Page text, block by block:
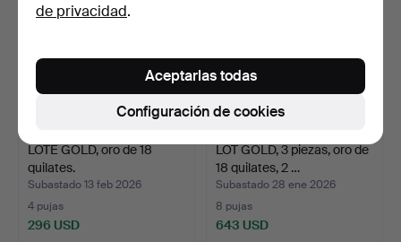
LOTE GOLD, oro de 18
quilates.
Subastado 13 feb 2026
4 pujas
296 USD
LOT GOLD, 3 piezas, oro de
18 quilates, 2 …
Subastado 28 ene 2026
8 pujas
643 USD
de privacidad.
Configuración de cookies
Aceptarlas todas